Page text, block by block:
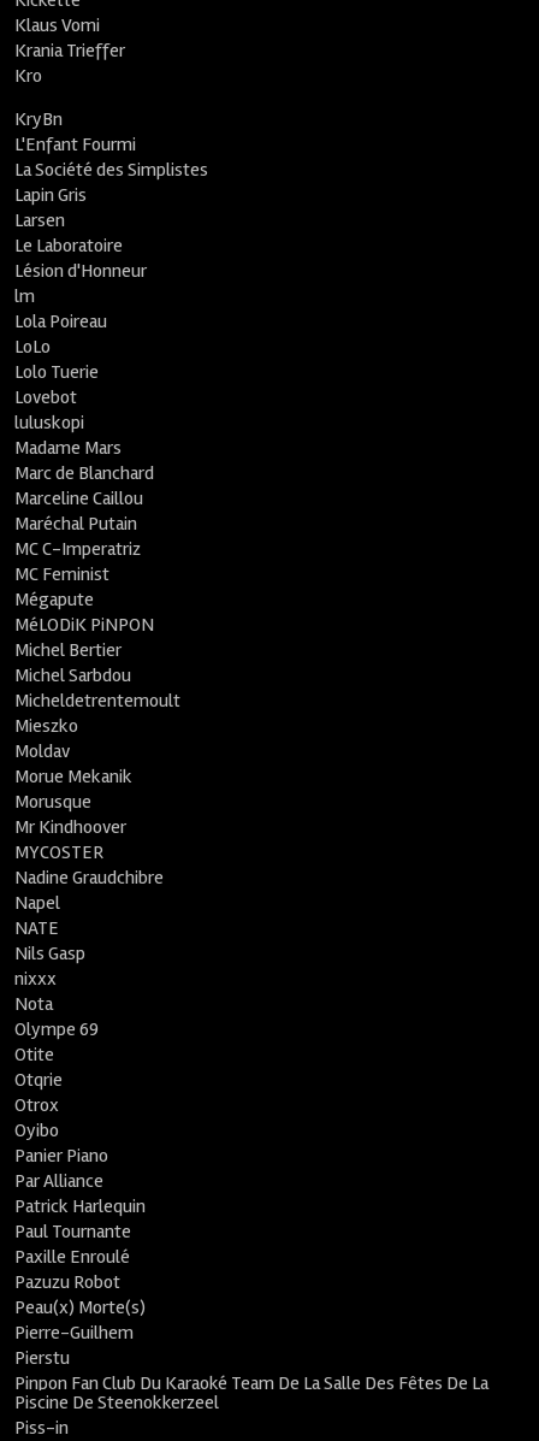
Klaus Vomi
Krania Trieffer
Kro
KryBn
L'Enfant Fourmi
La Société des Simplistes
Lapin Gris
Larsen
Le Laboratoire
Lésion d'Honneur
lm
Lola Poireau
LoLo
Lolo Tuerie
Lovebot
luluskopi
Madame Mars
Marc de Blanchard
Marceline Caillou
Maréchal Putain
MC C-Imperatriz
MC Feminist
Mégapute
MéLODiK PiNPON
Michel Bertier
Michel Sarbdou
Micheldetrentemoult
Mieszko
Moldav
Morue Mekanik
Morusque
Mr Kindhoover
MYCOSTER
Nadine Graudchibre
Napel
NATE
Nils Gasp
nixxx
Nota
Olympe 69
Otite
Otqrie
Otrox
Oyibo
Panier Piano
Par Alliance
Patrick Harlequin
Paul Tournante
Paxille Enroulé
Pazuzu Robot
Peau(x) Morte(s)
Pierre-Guilhem
Pierstu
Pinpon Fan Club Du Karaoké Team De La Salle Des Fêtes De La
Piscine De Steenokkerzeel
Piss-in